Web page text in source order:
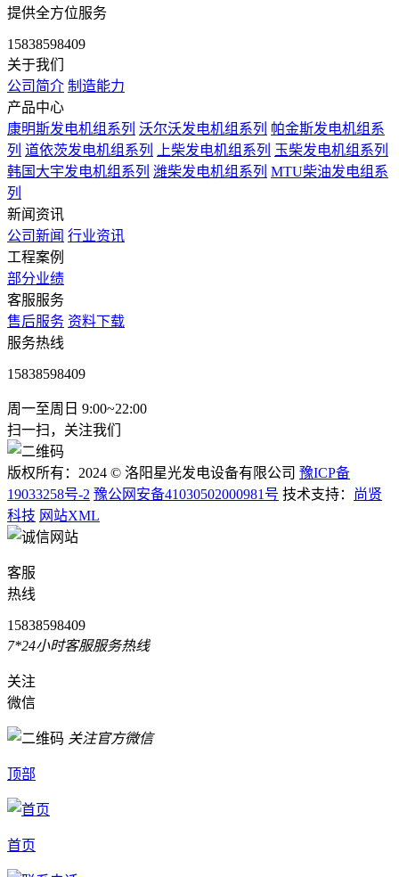
提供全方位服务
15838598409
关于我们
公司简介 制造能力
产品中心
康明斯发电机组系列 沃尔沃发电机组系列 帕金斯发电机组系
列 道依茨发电机组系列 上柴发电机组系列 玉柴发电机组系列
韩国大宇发电机组系列 潍柴发电机组系列 MTU柴油发电组系
列
新闻资讯
公司新闻 行业资讯
工程案例
部分业绩
客服服务
售后服务 资料下载
服务热线
15838598409
周一至周日 9:00~22:00
扫一扫，关注我们
版权所有：2024 © 洛阳星光发电设备有限公司 豫ICP备
19033258号-2 豫公网安备41030502000981号 技术支持：
尚贤
科技 网站XML
客服
热线
15838598409
7*24小时客服服务热线
关注
微信
关注官方微信
顶部
首页